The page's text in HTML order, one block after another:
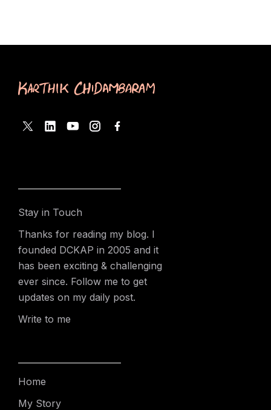
Stay in Touch
Thanks for reading my blog. I
founded DCKAP in 2005 and it
has been exciting & challenging
ever since. Follow me to get
updates on my daily post.
Write to me
Home
My Story